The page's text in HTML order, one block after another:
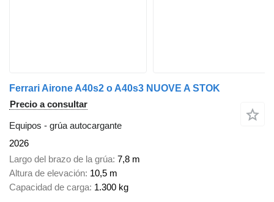
Ferrari Airone A40s2 o A40s3 NUOVE A STOK
Precio a consultar
Equipos - grúa autocargante
2026
Largo del brazo de la grúa 7,8 m
Altura de elevación 10,5 m
Capacidad de carga 1.300 kg